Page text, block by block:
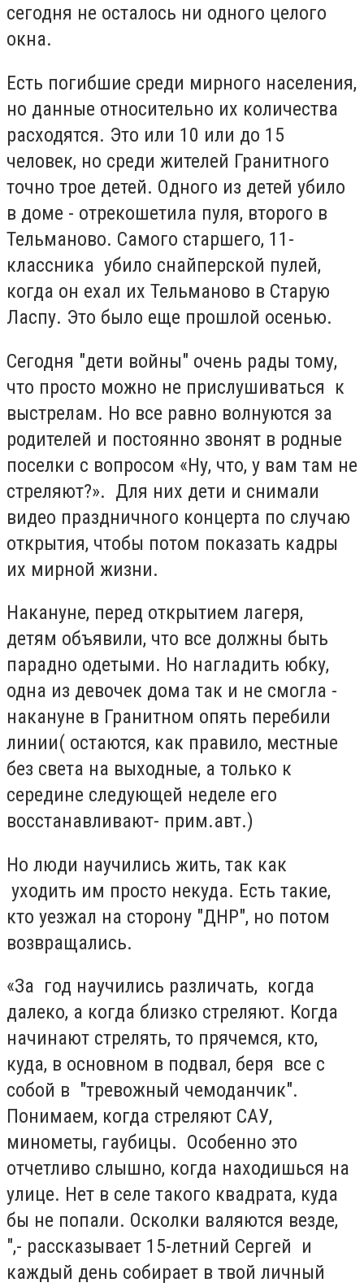
сегодня не осталось ни одного целого
окна.
Есть погибшие среди мирного населения,
но данные относительно их количества
расходятся. Это или 10 или до 15
человек, но среди жителей Гранитного
точно трое детей. Одного из детей убило
в доме - отрекошетила пуля, второго в
Тельманово. Самого старшего, 11-
классника убило снайперской пулей,
когда он ехал их Тельманово в Старую
Ласпу. Это было еще прошлой осенью.
Сегодня "дети войны" очень рады тому,
что просто можно не прислушиваться к
выстрелам. Но все равно волнуются за
родителей и постоянно звонят в родные
поселки с вопросом «Ну, что, у вам там не
стреляют?». Для них дети и снимали
видео праздничного концерта по случаю
открытия, чтобы потом показать кадры
их мирной жизни.
Накануне, перед открытием лагеря,
детям объявили, что все должны быть
парадно одетыми. Но нагладить юбку,
одна из девочек дома так и не смогла -
накануне в Гранитном опять перебили
линии( остаются, как правило, местные
без света на выходные, а только к
середине следующей неделе его
восстанавливают- прим.авт.)
Но люди научились жить, так как
уходить им просто некуда. Есть такие,
кто уезжал на сторону "ДНР", но потом
возвращались.
«За год научились различать, когда
далеко, а когда близко стреляют. Когда
начинают стрелять, то прячемся, кто,
куда, в основном в подвал, беря все с
собой в "тревожный чемоданчик".
Понимаем, когда стреляют САУ,
минометы, гаубицы. Особенно это
отчетливо слышно, когда находишься на
улице. Нет в селе такого квадрата, куда
бы не попали. Осколки валяются везде,
",- рассказывает 15-летний Сергей и
каждый день собирает в твой личный